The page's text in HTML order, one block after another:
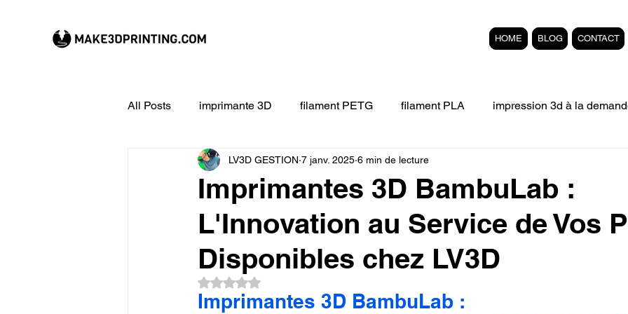
HOME BLOG CONTACT
All Posts imprimante 3D filament PETG filament PLA impression 3d à la
CREALITY imprimante 3D Filament 3D FLEXIBLE
Filament 3D Formation à l'impression 3D. Formation éligible au CPF Impressio
impression 3D en ligne
Imprimantes 3D BambuLab :
L'Innovation au Service de Vos
Disponibles chez LV3D
LV3D GESTION 7 janv. 2025 6 min de lecture
Noté NaN étoiles sur 5.
Imprimantes 3D BambuLab :